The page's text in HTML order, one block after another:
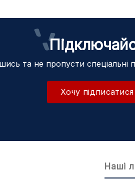
та не пропусти спеціальні
Хочу підписатися
Наші